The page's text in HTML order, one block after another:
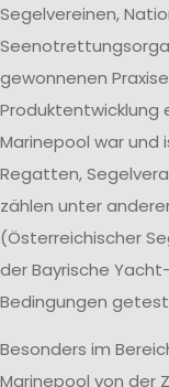
Segelvereinen,
gewonnenen
Produktentwicklung
Marinepool war und
Regatten,
zählen unter
(Österreichischer
der Bayrische
Bedingungen
Besonders im
Marinepool von der